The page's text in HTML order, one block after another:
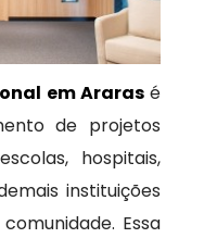
em Ararasé
de projetos
hospitais,
instituições
Essa